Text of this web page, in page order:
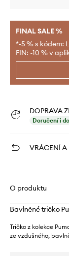
FINAL SALE %
*-5 % s kódem:
FIN: -10 % v
DOPRAVA
Doručení i
VRÁCENÍ A
O produktu
Bavlněné tričko
Tričko z kolekce
ze vzdušného,